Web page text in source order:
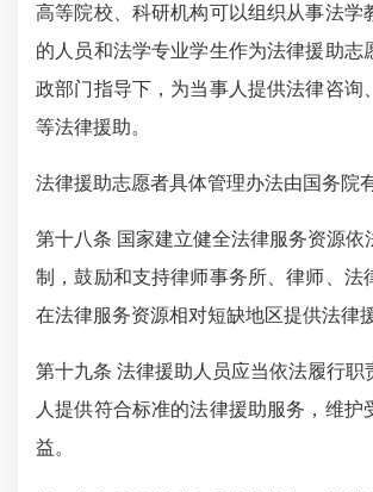
高等院校、科研机构可以组织从事法学
的人员和法学专业学生作为法律援助志
政部门指导下，为当事人提供法律咨询
等法律援助。
法律援助志愿者具体管理办法由国务院
第十八条 国家建立健全法律服务资源依
制，鼓励和支持律师事务所、律师、法
在法律服务资源相对短缺地区提供法律
第十九条 法律援助人员应当依法履行职
人提供符合标准的法律援助服务，维护
益。